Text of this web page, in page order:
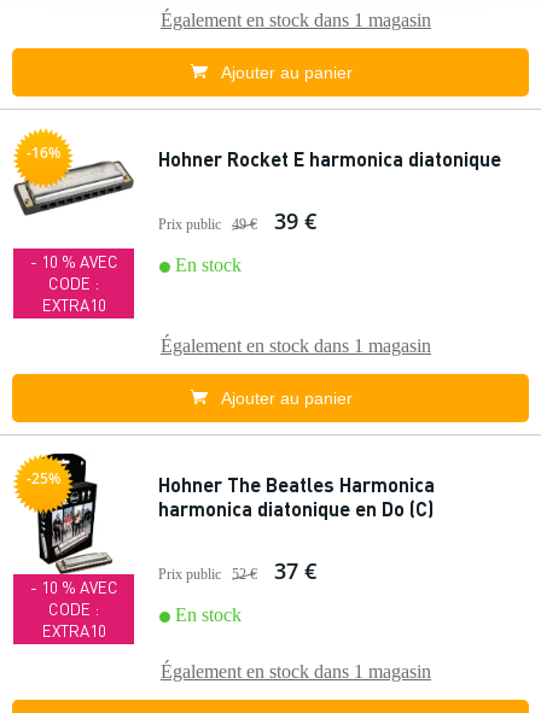
Également en stock dans 1 magasin
Ajouter au panier
-16%
- 10 % AVEC
CODE :
EXTRA10
Hohner Rocket E harmonica diatonique
Prix public 49 € 39 €
En stock
Également en stock dans 1 magasin
Ajouter au panier
-25%
- 10 % AVEC
CODE :
EXTRA10
Hohner The Beatles Harmonica
harmonica diatonique en Do (C)
Prix public 52 € 37 €
En stock
Également en stock dans 1 magasin